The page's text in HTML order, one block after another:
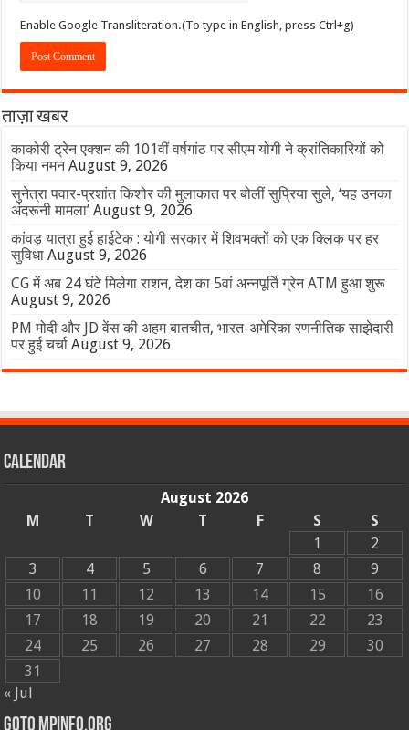
Enable Google Transliteration.(To type in English, press Ctrl+g)
ताज़ा खबर
काकोरी ट्रेन एक्शन की 101वीं वर्षगांठ पर सीएम योगी ने क्रांतिकारियों को
किया नमन August 9, 2026
सुनेत्रा पवार-प्रशांत किशोर की मुलाकात पर बोलीं सुप्रिया सुले, ‘यह उनका
अंदरूनी मामला’ August 9, 2026
कांवड़ यात्रा हुई हाईटेक : योगी सरकार में शिवभक्तों को एक क्लिक पर हर
सुविधा August 9, 2026
CG में अब 24 घंटे मिलेगा राशन, देश का 5वां अन्नपूर्ति ग्रेन ATM हुआ शुरू
August 9, 2026
PM मोदी और JD वेंस की अहम बातचीत, भारत-अमेरिका रणनीतिक साझेदारी
पर हुई चर्चा August 9, 2026
Calendar
August 2026
M
T W T F S
S
1
2
3
4 5 6 7 8
9
10
11 12 13 14 15
16
17
18 19 20 21 22
23
24
25 26 27 28 29
30
31
« Jul